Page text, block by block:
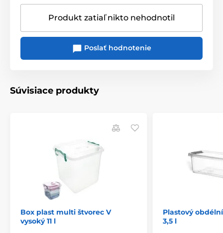
Produkt zatiaľ nikto nehodnotil
Poslať hodnotenie
Súvisiace produkty
Box plast multi štvorec V
vysoký 11 l
Plastový
3,5 l